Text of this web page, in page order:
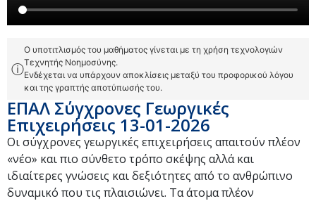
ⓘ
Ο υποτιτλισμός του μαθήματος γίνεται με τη χρήση τεχνολογιών
Τεχνητής Νοημοσύνης.
Ενδέχεται να υπάρχουν αποκλίσεις μεταξύ του προφορικού λόγου
και της γραπτής αποτύπωσής του.
ΕΠΑΛ Σύγχρονες Γεωργικές
Επιχειρήσεις 13-01-2026
Oι σύγχρονες γεωργικές επιχειρήσεις απαιτούν πλέον
«νέο» και πιο σύνθετο τρόπο σκέψης αλλά και
ιδιαίτερες γνώσεις και δεξιότητες από το ανθρώπινο
δυναμικό που τις πλαισιώνει. Τα άτομα πλέον